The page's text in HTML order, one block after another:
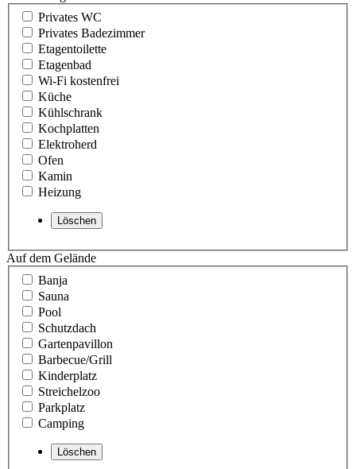
Privates WC
Privates Badezimmer
Etagentoilette
Etagenbad
Wi-Fi kostenfrei
Küche
Kühlschrank
Kochplatten
Elektroherd
Ofen
Kamin
Heizung
Auf dem Gelände
Banja
Sauna
Pool
Schutzdach
Gartenpavillon
Barbecue/Grill
Kinderplatz
Streichelzoo
Parkplatz
Camping